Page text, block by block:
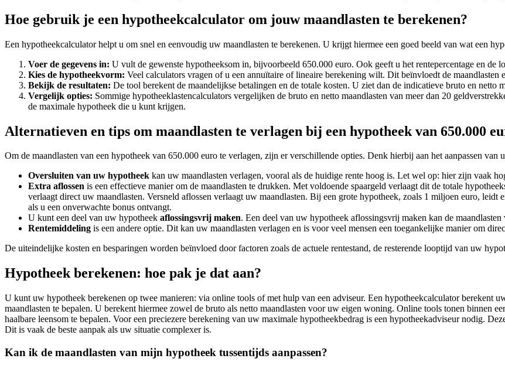
Hoe gebruik je een hypotheekcalculator om jouw maandlasten te berekenen?
Een hypotheekcalculator helpt u om snel en eenvoudig uw maandlasten te berekenen. U krijgt hiermee een goed beeld van wat een
Voer de gegevens in: U vult de gewenste hypotheeksom in, bijvoorbeeld 650.000 euro. Ook geeft u het rentepercentage en de
Kies de hypotheekvorm: Veel calculators vragen of u een annuïtaire of lineaire berekening wilt. Dit beïnvloedt de maandlasten
Bekijk de resultaten: De tool berekent de maandelijkse betalingen en de totale kosten. U ziet dan de indicatieve bruto en netto
Vergelijk opties: Sommige hypotheeklastencalculators vergelijken de bruto en netto maandlasten van meer dan 20
de maximale hypotheek die u kunt krijgen.
Alternatieven en tips om maandlasten te verlagen bij een hypotheek van 650.000
Om de maandlasten van een hypotheek van 650.000 euro te verlagen, zijn er verschillende opties. Denk hierbij aan het aanpassen van
Oversluiten van uw hypotheek kan uw maandlasten verlagen, vooral als de huidige rente hoog is. Let wel op: hier zijn vaak
Extra aflossen is een effectieve manier om de maandlasten te drukken. Met voldoende spaargeld verlaagt dit de totale
verlaagt direct uw maandlasten. Versneld aflossen verlaagt uw maandlasten. Bij een grote hypotheek, zoals 1 miljoen euro, leidt
als u een onverwachte bonus ontvangt.
U kunt een deel van uw hypotheek aflossingsvrij maken. Een deel van uw hypotheek aflossingsvrij maken kan de maandlasten
Rentemiddeling is een andere optie. Dit kan uw maandlasten verlagen en is voor veel mensen een toegankelijke manier om
De uiteindelijke kosten en besparingen worden beïnvloed door factoren zoals de actuele rentestand, de resterende looptijd van uw
Hypotheek berekenen: hoe pak je dat aan?
U kunt uw hypotheek berekenen op twee manieren: via online tools of met hulp van een adviseur. Een hypotheekcalculator berekent
maandlasten te bepalen. U berekent hiermee zowel de bruto als netto maandlasten voor uw eigen woning. Online tools tonen binnen
haalbare leensom te bepalen. Voor een preciezere berekening van uw maximale hypotheekbedrag is een hypotheekadviseur nodig.
Dit is vaak de beste aanpak als uw situatie complexer is.
Kan ik de maandlasten van mijn hypotheek tussentijds aanpassen?